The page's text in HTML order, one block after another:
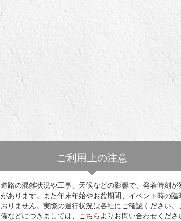
ご利用上の注意
道路の混雑状況や工事、天候などの影響で、発着時刻が
あります。また年末年始やお盆期間、イベント時の臨
りません。実際の運行状況は各社にご確認ください。
などにつきましては、
こちら よりお問い合わせくださ